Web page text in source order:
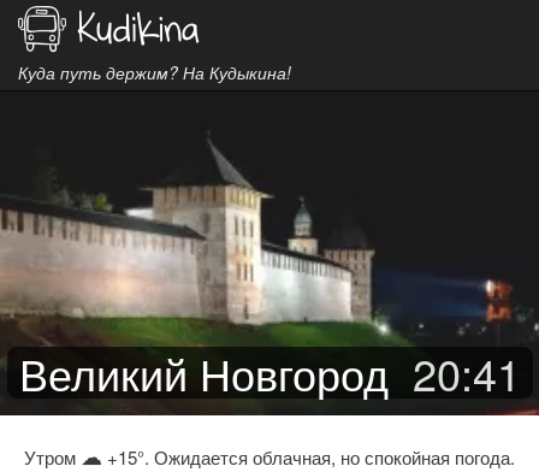
Куда путь держим? На Кудыкина!
Великий Новгород 20:41
Утром ☁ +15°. Ожидается облачная, но спокойная погода.